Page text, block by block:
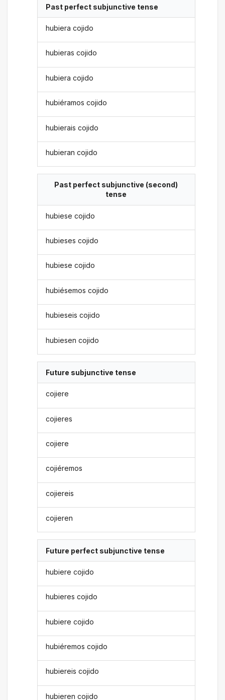
Past perfect subjunctive tense
hubiera cojido
hubieras cojido
hubiera cojido
hubiéramos cojido
hubierais cojido
hubieran cojido
Past perfect subjunctive (second)
tense
hubiese cojido
hubieses cojido
hubiese cojido
hubiésemos cojido
hubieseis cojido
hubiesen cojido
Future subjunctive tense
cojiere
cojieres
cojiere
cojiéremos
cojiereis
cojieren
Future perfect subjunctive tense
hubiere cojido
hubieres cojido
hubiere cojido
hubiéremos cojido
hubiereis cojido
hubieren cojido